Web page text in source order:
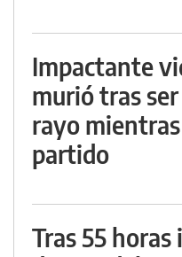
Impactante
murió tras
rayo
partido
Tras 55